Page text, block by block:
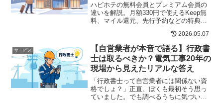
ハピホテの無料会員とプレミアム会員の
違いを解説。月額330円で使えるKeep無
料、マイル還元、先行予約などの特典
や、どんな人におすすめかをわかりやす
2026.05.07
サービス
【自営業者が本音で語る】行政書
士は取るべきか？電気工事20年の
現場から見えたリアルな答え
「行政書士って自営業者には関係ない資
格でしょ？」正直、ぼくも最初そう思っ
ていました。でも調べるうちに気づいた